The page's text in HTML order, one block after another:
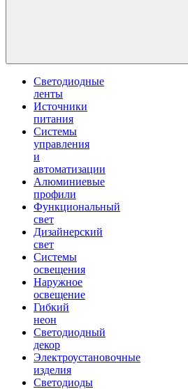
Светодиодные
ленты
Источники
питания
Системы
управления
и
автоматизации
Алюминиевые
профили
Функциональный
свет
Дизайнерский
свет
Системы
освещения
Наружное
освещение
Гибкий
неон
Светодиодный
декор
Электроустановочные
изделия
Светодиоды